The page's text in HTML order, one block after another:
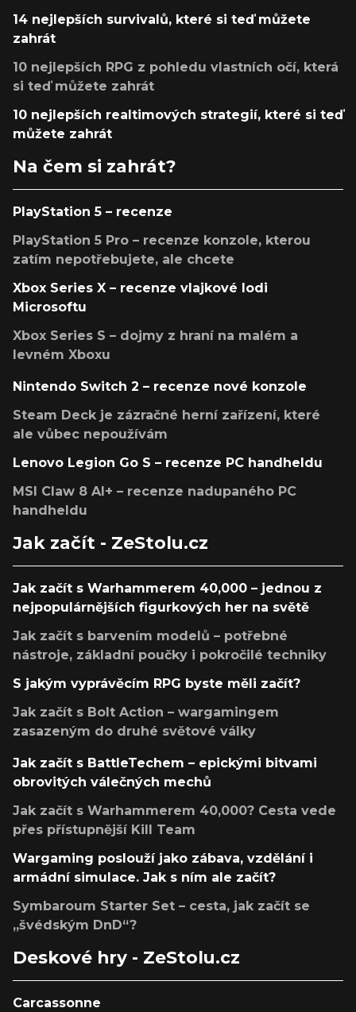
14 nejlepších survivalů, které si teď můžete
zahrát
10 nejlepších RPG z pohledu vlastních očí, která
si teď můžete zahrát
10 nejlepších realtimových strategií, které si teď
můžete zahrát
Na čem si zahrát?
PlayStation 5 – recenze
PlayStation 5 Pro – recenze konzole, kterou
zatím nepotřebujete, ale chcete
Xbox Series X – recenze vlajkové lodi
Microsoftu
Xbox Series S – dojmy z hraní na malém a
levném Xboxu
Nintendo Switch 2 – recenze nové konzole
Steam Deck je zázračné herní zařízení, které
ale vůbec nepoužívám
Lenovo Legion Go S – recenze PC handheldu
MSI Claw 8 AI+ – recenze nadupaného PC
handheldu
Jak začít - ZeStolu.cz
Jak začít s Warhammerem 40,000 – jednou z
nejpopulárnějších figurkových her na světě
Jak začít s barvením modelů – potřebné
nástroje, základní poučky i pokročilé techniky
S jakým vyprávěcím RPG byste měli začít?
Jak začít s Bolt Action – wargamingem
zasazeným do druhé světové války
Jak začít s BattleTechem – epickými bitvami
obrovitých válečných mechů
Jak začít s Warhammerem 40,000? Cesta vede
přes přístupnější Kill Team
Wargaming poslouží jako zábava, vzdělání i
armádní simulace. Jak s ním ale začít?
Symbaroum Starter Set – cesta, jak začít se
„švédským DnD“?
Deskové hry - ZeStolu.cz
Carcassonne